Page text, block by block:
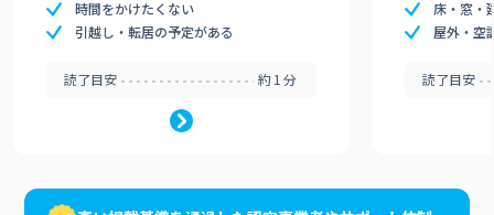
時間をかけたくない
引越し・転居の予定がある
読了目安 約1分
床・窓・
屋外・空
読了目安